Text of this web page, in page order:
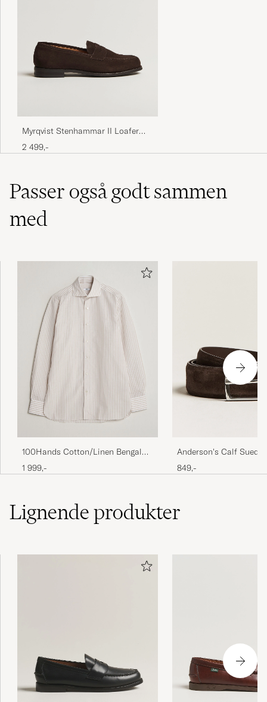
Myrqvist Stenhammar II Loafer
Dark Brown Suede
2 499,-
Passer også godt sammen
med
100Hands Cotton/Linen Bengal
Stripe Shirt Light Brown
1 999,-
Anderson's Calf Suede
Dark Brown
849,-
Lignendeprodukter